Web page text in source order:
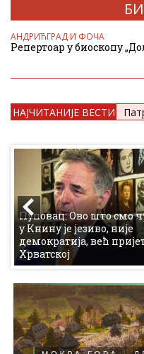
АНДРИЋГРАД И ФОЧА
Репертоар у биоскопу
НАЈЧИТАНИЈЕ ВЕСТИ
Пуповац: Ово што смо
у Книну је језиво, није
демократија, већ
Хрватској